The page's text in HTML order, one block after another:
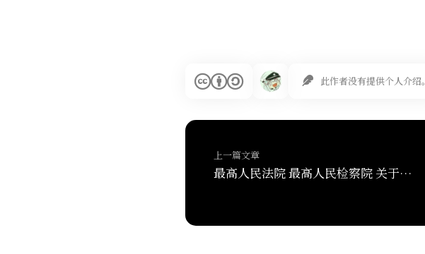
此作者没有提供个人介绍。
上一篇文章
最高人民法院 最高人民检察院 关于办理非法利用信息网络、帮助信息网络犯罪活动等刑事案件适用法律若干问题的解释（重点学习标注）